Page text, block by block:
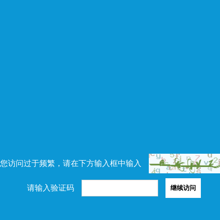
访问过于频繁，请在下方输入框中输入
请输入验证码 继续访问